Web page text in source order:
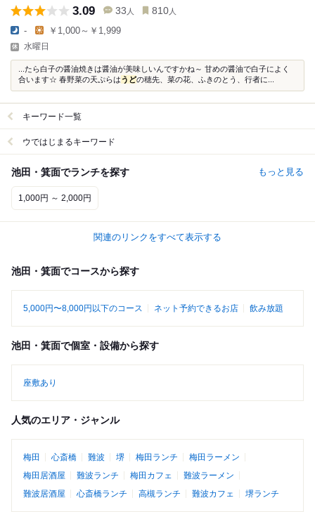
3.09 33 人 810 人
- ￥1,000～￥1,999
水曜日
...たら白子の醤油焼きは醤油が美味しいんですかね～ 甘めの醤油で白子によく
合います☆ 春野菜の天ぷらはうどの穂先、菜の花、ふきのとう、行者に...
キーワード一覧
ウではじまるキーワード
池田・箕面でランチを探す もっと見る
1,000円 ～ 2,000円
関連のリンクをすべて表示する
池田・箕面でコースから探す
5,000円〜8,000円以下のコース ネット予約できるお店 飲み放題
池田・箕面で個室・設備から探す
座敷あり
人気のエリア・ジャンル
梅田 心斎橋 難波 堺 梅田ランチ
梅田ラーメン
梅田居酒屋
難波ランチ 梅田カフェ
難波ラーメン
難波居酒屋
心斎橋ランチ 高槻ランチ 難波カフェ 堺ランチ